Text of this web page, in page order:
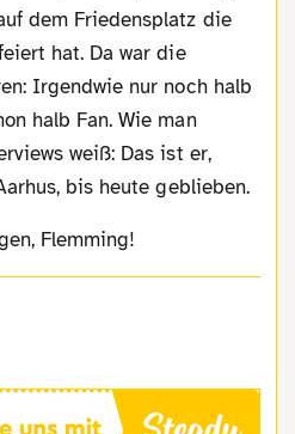
dem Friedensplatz die
hat. Da war die
Irgendwie nur noch halb
halb Fan. Wie man
weiß: Das ist er,
bis heute geblieben.
Flemming!